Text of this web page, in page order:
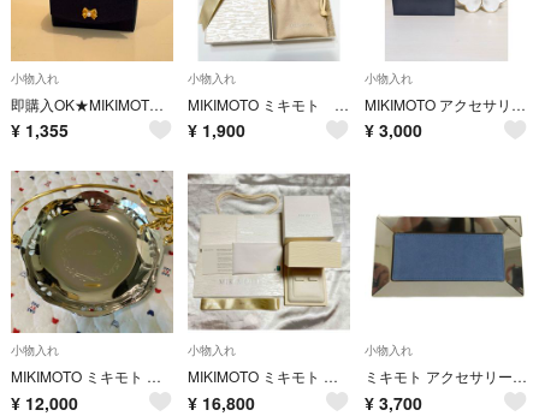
小物入れ
即購入OK★MIKIMOTO ミキモト レトロ雑貨 バッグ型 ミニジュエリーケース ネイビー アンティーク レトロ リボン付き
¥ 1,355
小物入れ
MIKIMOTO ミキモト 空箱 ソフトケース ソフトポーチ 巾着袋
¥ 1,900
小物入れ
MIKIMOTO アクセサリートレイ
¥ 3,000
小物入れ
MIKIMOTO ミキモト アクセサリートレイ 小物入れ
¥ 12,000
小物入れ
MIKIMOTO ミキモト 南洋パール 白蝶真珠 ピアス ケース 空箱プレミアム
¥ 16,800
小物入れ
ミキモト アクセサリートレイ ペントレイ マルチトレイ アコヤ真珠 シルバー色
¥ 3,700